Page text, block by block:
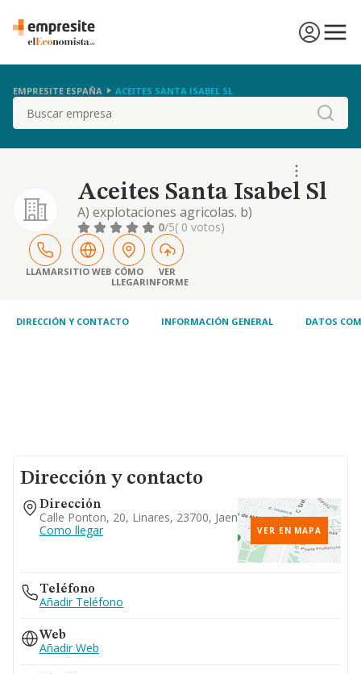
EMPRESITE ESPAÑA ACEITES SANTA ISABEL SL
Buscar
Aceites Santa Isabel Sl
A) explotaciones agricolas. b)
comercializacion de productos agrarios. c)
fabricacion y venta de aceite. d) operaciones
de exportacion e importacion . registro de
exportaciones
0/5( 0 votos)
LLAMARSITIO WEB CÓMO
LLEGAR
VER
INFORME
DIRECCIÓN Y CONTACTO INFORMACIÓN GENERAL DATOS
Dirección y contacto
Dirección
Calle Ponton, 20, Linares, 23700, Jaen
Como llegar
VER EN MAPA
Teléfono
Añadir Teléfono
Web
Añadir Web